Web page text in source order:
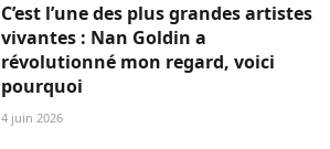
C’est l’une des plus grandes artistes
vivantes : Nan Goldin a
révolutionné mon regard, voici
pourquoi
4 juin 2026